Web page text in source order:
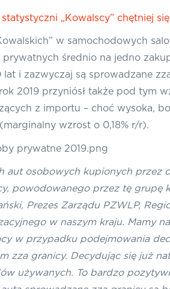
„Kowalscy” chętniej
w samochodowych
średnio na jedno
lat i zazwyczaj są sprowadzane
2019 przyniósł także pod tym
z importu – choć wysoka,
wzrost o 0,18% r/r).
aut osobowych kupionych
powodowanego przez tę grupę
Prezes Zarządu PZWLP,
w naszym kraju. Mamy
w przypadku podejmowania
zza granicy. Decydując się już
używanych. To bardzo